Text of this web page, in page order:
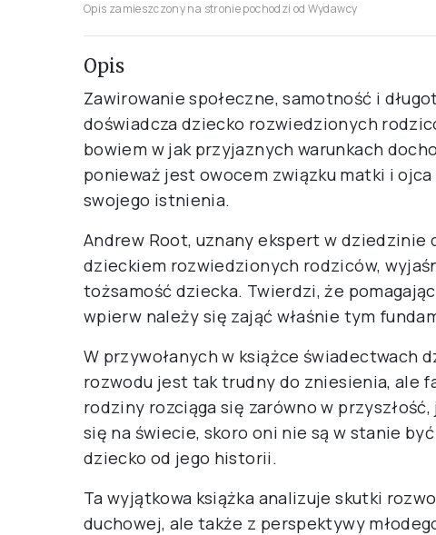
Opis zamieszczony na stronie pochodzi od Wydawcy
Opis
Zawirowanie społeczne, samotność i
doświadcza dziecko rozwiedzionych
bowiem w jak przyjaznych warunkach
ponieważ jest owocem związku matki i
swojego istnienia.
Andrew Root, uznany ekspert w dziedzinie
dzieckiem rozwiedzionych rodziców,
tożsamość dziecka. Twierdzi, że
wpierw należy się zająć właśnie tym
W przywołanych w książce świadectwach
rozwodu jest tak trudny do zniesienia, ale
rodziny rozciąga się zarówno w
się na świecie, skoro oni nie są w stanie
dziecko od jego historii.
Ta wyjątkowa książka analizuje skutki
duchowej, ale także z perspektywy